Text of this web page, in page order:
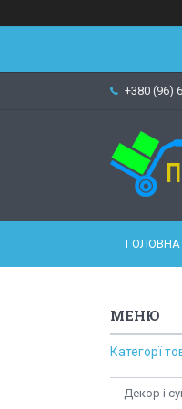
+380 (96)
ГОЛОВНА
Категорї
Декор і